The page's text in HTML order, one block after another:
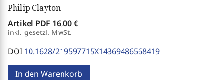
Philip Clayton
Artikel PDF 16,00 €
inkl. gesetzl. MwSt.
DOI 10.1628/219597715X14369486568419
In den Warenkorb